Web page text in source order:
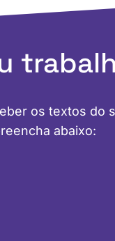
os textos do
abaixo: